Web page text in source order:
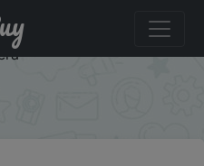
2C 1080P Security Action
Vision Device Video